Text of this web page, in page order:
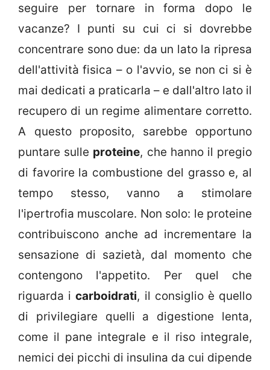
seguire per tornare in forma dopo le
vacanze? I punti su cui ci si dovrebbe
concentrare sono due: da un lato la ripresa
dell'attività fisica – o l'avvio, se non ci si è
mai dedicati a praticarla – e dall'altro lato il
recupero di un regime alimentare corretto.
A questo proposito, sarebbe opportuno
puntare sulle proteine, che hanno il pregio
di favorire la combustione del grasso e, al
tempo stesso, vanno a stimolare
l'ipertrofia muscolare. Non solo: le proteine
contribuiscono anche ad incrementare la
sensazione di sazietà, dal momento che
contengono l'appetito. Per quel che
riguarda icarboidrati, il consiglio è quello
di privilegiare quelli a digestione lenta,
come il pane integrale e il riso integrale,
nemici dei picchi di insulina da cui dipende